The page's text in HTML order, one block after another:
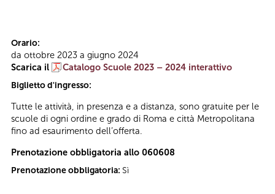
Orario:
da ottobre 2023 a giugno 2024
Scarica il
Catalogo Scuole 2023 – 2024 interattivo
Biglietto d'ingresso:
Tutte le attività, in presenza e a distanza, sono gratuite per le
scuole di ogni ordine e grado di Roma e città Metropolitana
fino ad esaurimento dell’offerta.
Prenotazione obbligatoria allo 060608
Prenotazione obbligatoria: Sì